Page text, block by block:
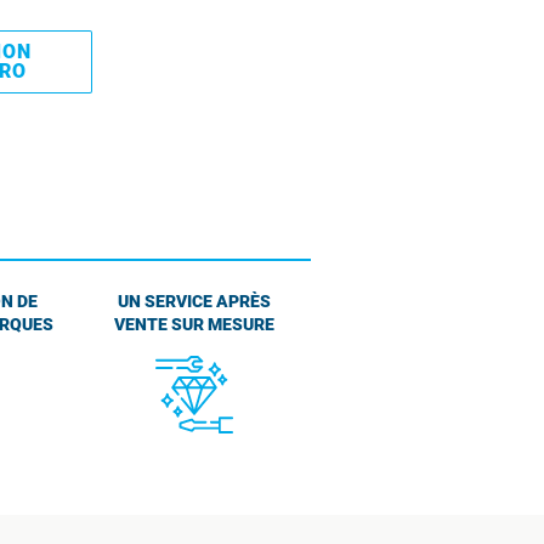
DE
UN SERVICE APRÈS
VENTE SUR MESURE